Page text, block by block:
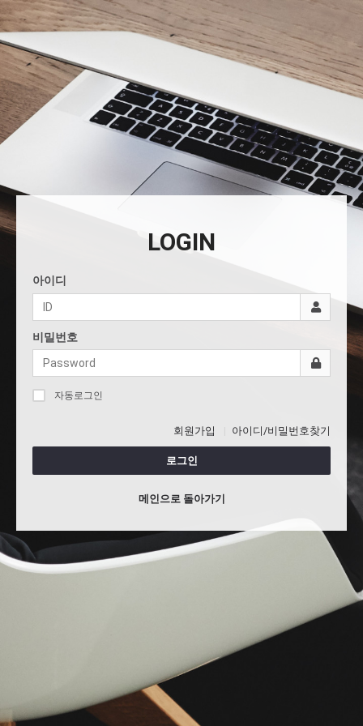
LOGIN
아이디
비밀번호
자동로그인
회원가입 아이디/비밀번호찾기
로그인
메인으로 돌아가기